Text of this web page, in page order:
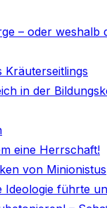
– oder
Kräuterseitlings
in der
eine Herrschaft!
von Minionistus
Ideologie führte